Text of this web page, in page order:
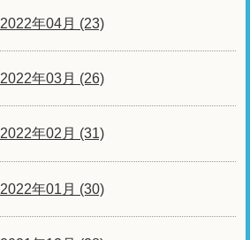
2022年04月 (23)
2022年03月 (26)
2022年02月 (31)
2022年01月 (30)